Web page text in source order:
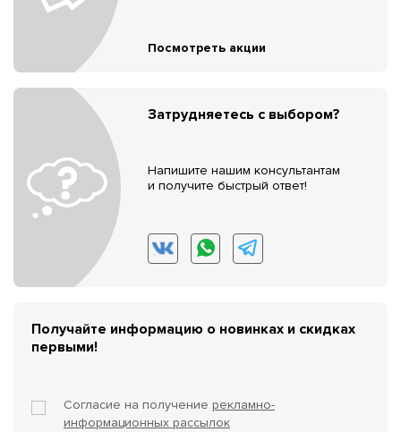
Посмотреть акции
Затрудняетесь с выбором?
Напишите нашим консультантам
и получите быстрый ответ!
Получайте информацию о новинках и скидках
первыми!
Согласие на получение рекламно-
информационных рассылок